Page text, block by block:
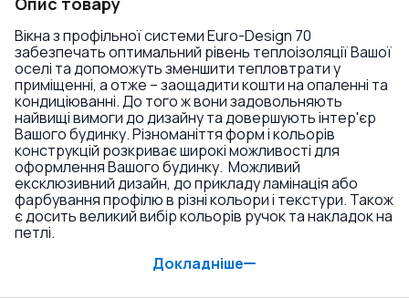
Вікна з профільної системи Euro-Design 70
забезпечать оптимальний рівень теплоізоляції Вашої
оселі та допоможуть зменшити тепловтрати у
приміщенні, а отже – заощадити кошти на опаленні та
кондиціюванні. До того ж вони задовольняють
найвищі вимоги до дизайну та довершують інтер'єр
Вашого будинку. Різноманіття форм і кольорів
конструкцій розкриває широкі можливості для
оформлення Вашого будинку. Можливий
ексклюзивний дизайн, до прикладу ламінація або
фарбування профілю в різні кольори і текстури. Також
є досить великий вибір кольорів ручок та накладок на
петлі.
Докладніше